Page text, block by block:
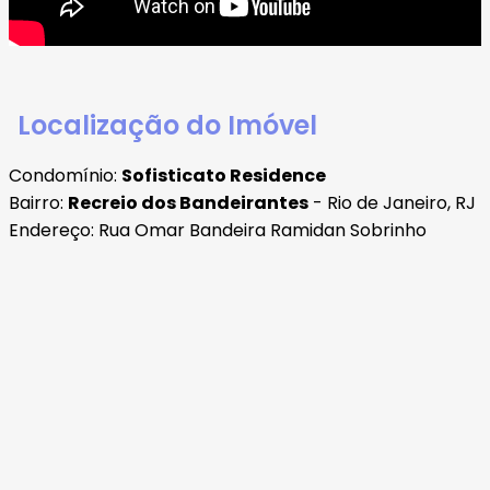
Localização do Imóvel
Condomínio: Sofisticato Residence
Bairro: Recreio dos Bandeirantes - Rio de Janeiro, RJ
Endereço: Rua Omar Bandeira Ramidan Sobrinho